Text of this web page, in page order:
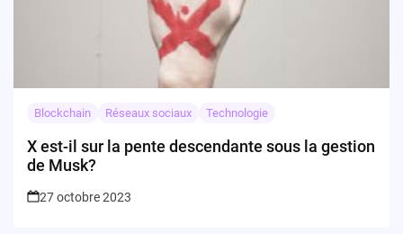
Blockchain Réseaux sociaux Technologie
X est-il sur la pente descendante sous la gestion
de Musk?
27 octobre 2023